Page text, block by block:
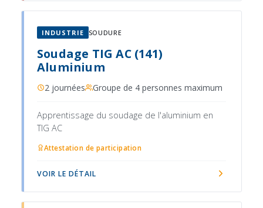
INDUSTRIE SOUDURE
Soudage TIG AC (141)
Aluminium
2 journées Groupe de 4 personnes maximum
Apprentissage du soudage de l'aluminium en
TIG AC
Attestation de participation
VOIR LE DÉTAIL